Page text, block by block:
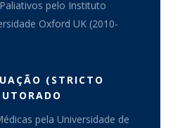
pelo Instituto
Oxford UK (2010-
(STRICTO
pela Universidade de